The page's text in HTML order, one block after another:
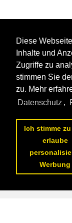
Diese
Inhalte und
Zugriffe zu
stimmen Sie
zu. Mehr
Datenschutz ,
Ich stimme
erlaube
Werbung